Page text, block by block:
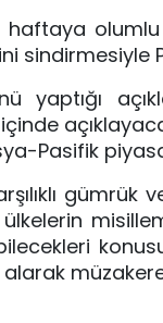
sindirmesiyle
yaptığı
Pasifik